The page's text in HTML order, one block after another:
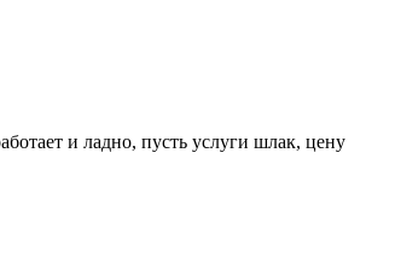
и ладно, пусть услуги шлак, цену